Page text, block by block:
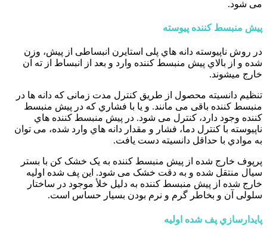
می شود.
پیش منبسط کننده پیوسته
در روش ناپیوسته دانه هاي پلی استایرن انبساطی از پیش، وزن
شده و از بالاي پیش منبسط کننده وارد و بعد از انبساط از ته آن
خارج میشوند.
تنظیم دانسیته محصول از طریق کنترل مدت زمانی که دانه ها در
منبسط کننده باقی می مانند. و یا با فشاري که در پیش منبسط
کننده وجود دارد، کنترل می شود. در پیش منبسط کننده هاي
ناپیوسته با کنترل دما، فشار و مقدار دانه هاي وارد شده، می توان
به موادي با حداقل دانسیته دست یافت.
پرپوف خارج شده از پیش منبسط کننده به یک خشک کن با بستر
سیال منتقل شده و به دقت خشک می شود. این پف شده اولیه
خارج شده از پیش منبسط کننده به دلیل خلأ موجود در ساختار
سلولی آن و بخاطر گرم و نرم بودن بسیار حساس است.
پایدارسازي پف شده اولیه